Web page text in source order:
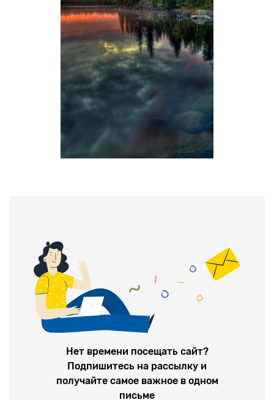
Нет времени посещать сайт?
Подпишитесь на рассылку и
получайте самое важное в одном
письме